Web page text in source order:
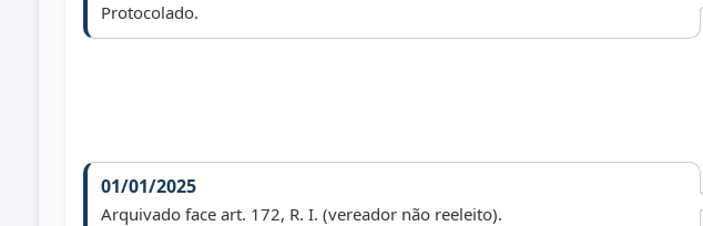
Protocolado.
01/01/2025
Arquivado face art. 172, R. I. (vereador não reeleito).